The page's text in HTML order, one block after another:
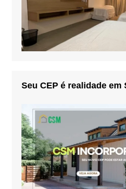
Seu CEP é realidade em